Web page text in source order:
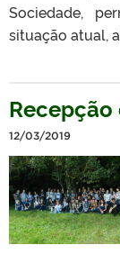
Sociedade,
situação atual,
12/03/2019